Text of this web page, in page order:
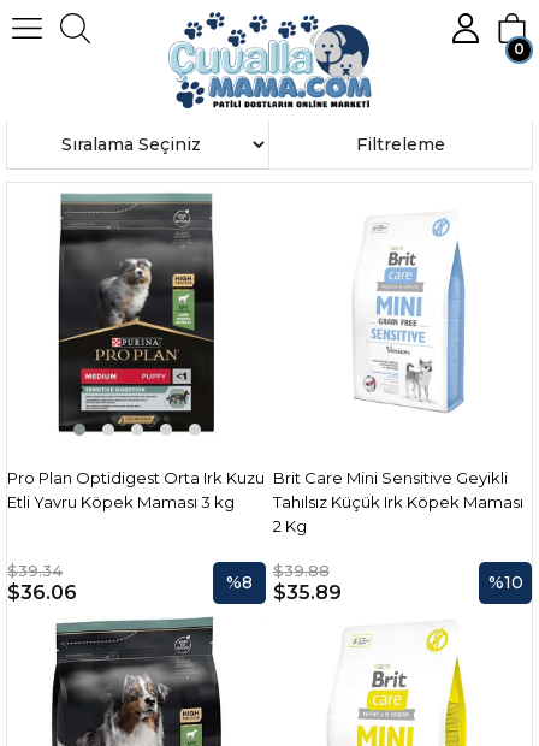
Üye Girişi
0
Köpek Mamaları
Filtreleme
Sıralama
Pro Plan Optidigest Orta Irk Kuzu
Etli Yavru Köpek Maması 3 kg
$39.34
$36.06 %8
Brit Care Mini Sensitive Geyikli
Tahılsız Küçük Irk Köpek Maması
2 Kg
$39.88
$35.89 %10